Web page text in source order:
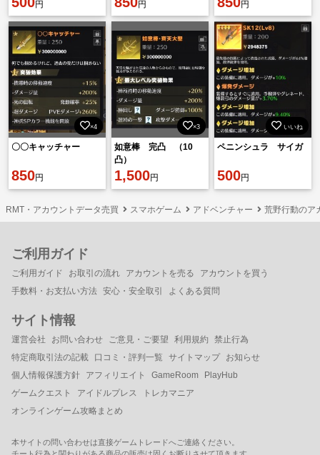
円 円 円
×4
〇〇キャッチャー
850円
×3
如意棒 完凸 （10
凸）
1,500円
いいね
ペニンシュラ サイガ
500円
RMT・アカウントデータ売買 スマホゲーム アドベンチャー 荒野行動のア
ご利用ガイド
ご利用ガイド お取引の流れ アカウントを売る
アカウントを買う
手数料・お支払い方法 安心・安全取引 よくある質問
サイト情報
運営会社 お問い合わせ ご意見・ご要望 利用規約
禁止行為
特定商取引法の記載
口コミ・評判一覧 サイトマップ
お知らせ
個人情報保護方針
アフィリエイト GameRoom
PlayHub
ゲームクエスト
アイドルプレス
トレカマニア
オンラインゲーム攻略まとめ
本サイトの問い合わせは直接ゲームトレードへご連絡ください。